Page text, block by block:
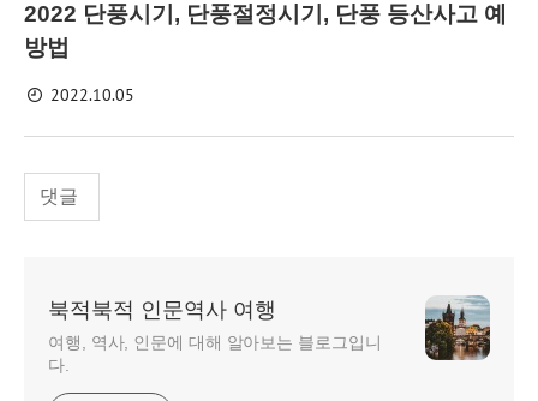
2022 단풍시기, 단풍절정시기, 단풍 등산사고 예
방법
2022.10.05
댓글
북적북적 인문역사 여행
여행, 역사, 인문에 대해 알아보는 블로그입니
다.